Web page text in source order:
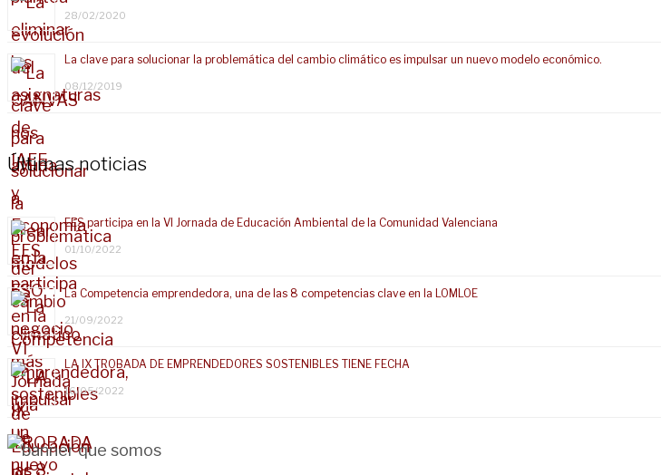
28/02/2020
La clave para solucionar la problemática del cambio climático es impulsar un nuevo modelo económico.
08/12/2019
Últimas noticias
EES participa en la VI Jornada de Educación Ambiental de la Comunidad Valenciana
01/10/2022
La Competencia emprendedora, una de las 8 competencias clave en la LOMLOE
21/09/2022
LA IX TROBADA DE EMPRENDEDORES SOSTENIBLES TIENE FECHA
16/05/2022